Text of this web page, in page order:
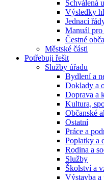
Schválená
Výsledky
Jednací
Manuál
Čestné
Městské části
Potřebuji řešit
Služby úřadu
Bydlení a
Doklady a
Doprava a
Kultura,
Občanské
Ostatní
Práce a
Poplatky a
Rodina a
Služby
Školství a
Výstavba a